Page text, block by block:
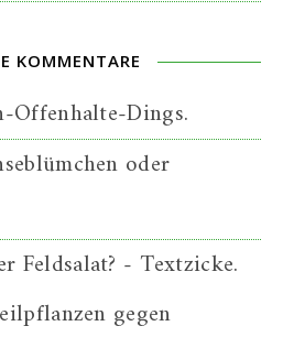
KOMMENTARE
Offenhalte-Dings.
oder
Feldsalat? - Textzicke.
gegen